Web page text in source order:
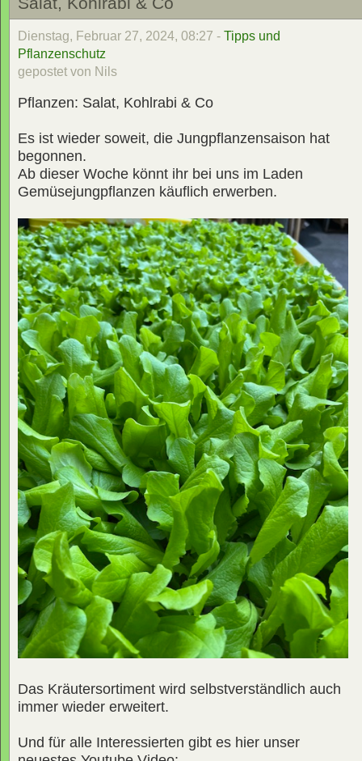
Dienstag, Februar 27, 2024, 08:27 - Tipps und
Pflanzenschutz
gepostet von Nils
Pflanzen: Salat, Kohlrabi & Co
Es ist wieder soweit, die Jungpflanzensaison hat
begonnen.
Ab dieser Woche könnt ihr bei uns im Laden
Gemüsejungpflanzen käuflich erwerben.
Das Kräutersortiment wird selbstverständlich auch
immer wieder erweitert.
Und für alle Interessierten gibt es hier unser